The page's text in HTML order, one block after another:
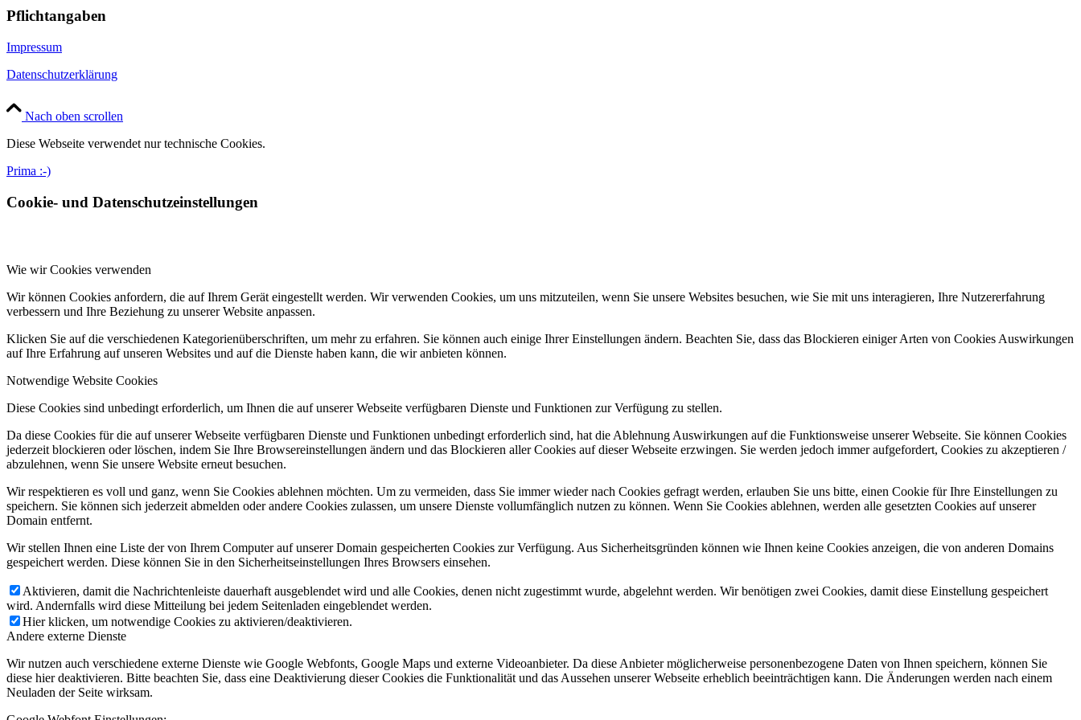
Pflichtangaben
Impressum
Datenschutzerklärung
Nach oben scrollen
Diese Webseite verwendet nur technische Cookies.
Prima :-)
Cookie- und Datenschutzeinstellungen
Wie wir Cookies verwenden
Wir können Cookies anfordern, die auf Ihrem Gerät eingestellt werden. Wir verwenden Cookies, um uns mitzuteilen, wenn Sie unsere Websites besuchen, wie Sie mit uns interagieren, Ihre Nutzererfahrung
verbessern und Ihre Beziehung zu unserer Website anpassen.
Klicken Sie auf die verschiedenen Kategorienüberschriften, um mehr zu erfahren. Sie können auch einige Ihrer Einstellungen ändern. Beachten Sie, dass das Blockieren einiger Arten von Cookies Auswirkungen
auf Ihre Erfahrung auf unseren Websites und auf die Dienste haben kann, die wir anbieten können.
Notwendige Website Cookies
Diese Cookies sind unbedingt erforderlich, um Ihnen die auf unserer Webseite verfügbaren Dienste und Funktionen zur Verfügung zu stellen.
Da diese Cookies für die auf unserer Webseite verfügbaren Dienste und Funktionen unbedingt erforderlich sind, hat die Ablehnung Auswirkungen auf die Funktionsweise unserer Webseite. Sie können Cookies
jederzeit blockieren oder löschen, indem Sie Ihre Browsereinstellungen ändern und das Blockieren aller Cookies auf dieser Webseite erzwingen. Sie werden jedoch immer aufgefordert, Cookies zu akzeptieren /
abzulehnen, wenn Sie unsere Website erneut besuchen.
Wir respektieren es voll und ganz, wenn Sie Cookies ablehnen möchten. Um zu vermeiden, dass Sie immer wieder nach Cookies gefragt werden, erlauben Sie uns bitte, einen Cookie für Ihre Einstellungen zu
speichern. Sie können sich jederzeit abmelden oder andere Cookies zulassen, um unsere Dienste vollumfänglich nutzen zu können. Wenn Sie Cookies ablehnen, werden alle gesetzten Cookies auf unserer
Domain entfernt.
Wir stellen Ihnen eine Liste der von Ihrem Computer auf unserer Domain gespeicherten Cookies zur Verfügung. Aus Sicherheitsgründen können wie Ihnen keine Cookies anzeigen, die von anderen Domains
gespeichert werden. Diese können Sie in den Sicherheitseinstellungen Ihres Browsers einsehen.
Aktivieren, damit die Nachrichtenleiste dauerhaft ausgeblendet wird und alle Cookies, denen nicht zugestimmt wurde, abgelehnt werden. Wir benötigen zwei Cookies, damit diese Einstellung gespeichert
wird. Andernfalls wird diese Mitteilung bei jedem Seitenladen eingeblendet werden.
Hier klicken, um notwendige Cookies zu aktivieren/deaktivieren.
Andere externe Dienste
Wir nutzen auch verschiedene externe Dienste wie Google Webfonts, Google Maps und externe Videoanbieter. Da diese Anbieter möglicherweise personenbezogene Daten von Ihnen speichern, können Sie
diese hier deaktivieren. Bitte beachten Sie, dass eine Deaktivierung dieser Cookies die Funktionalität und das Aussehen unserer Webseite erheblich beeinträchtigen kann. Die Änderungen werden nach einem
Neuladen der Seite wirksam.